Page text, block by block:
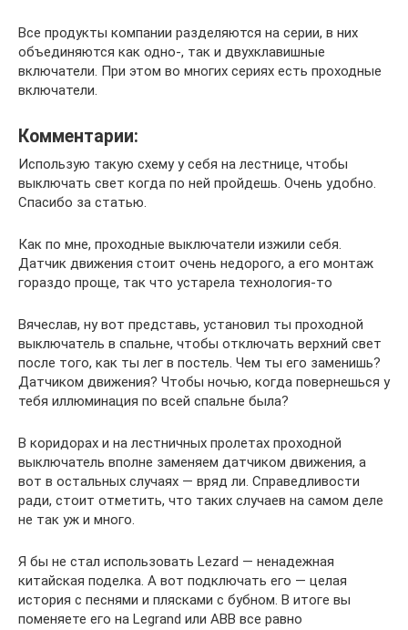
Все продукты компании разделяются на серии, в них
объединяются как одно-, так и двухклавишные
включатели. При этом во многих сериях есть проходные
включатели.
Комментарии:
Использую такую схему у себя на лестнице, чтобы
выключать свет когда по ней пройдешь. Очень удобно.
Спасибо за статью.
Как по мне, проходные выключатели изжили себя.
Датчик движения стоит очень недорого, а его монтаж
гораздо проще, так что устарела технология-то
Вячеслав, ну вот представь, установил ты проходной
выключатель в спальне, чтобы отключать верхний свет
после того, как ты лег в постель. Чем ты его заменишь?
Датчиком движения? Чтобы ночью, когда повернешься у
тебя иллюминация по всей спальне была?
В коридорах и на лестничных пролетах проходной
выключатель вполне заменяем датчиком движения, а
вот в остальных случаях — вряд ли. Справедливости
ради, стоит отметить, что таких случаев на самом деле
не так уж и много.
Я бы не стал использовать Lezard — ненадежная
китайская поделка. А вот подключать его — целая
история с песнями и плясками с бубном. В итоге вы
поменяете его на Legrand или АВВ все равно